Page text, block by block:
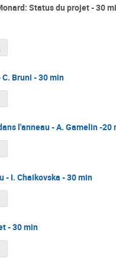
Status du projet - 30
Bruni - 30 min
l'anneau - A. Gamelin -20
- I. Chaikovska - 30 min
- 30 min